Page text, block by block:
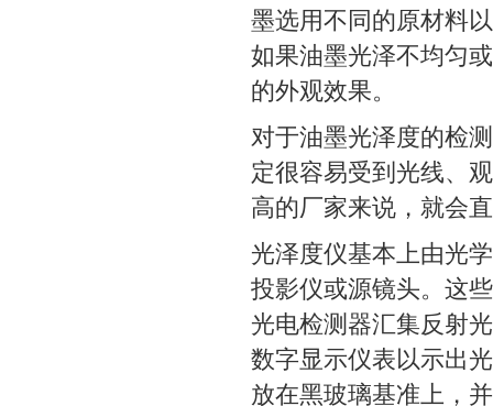
墨选用不同的原材料
如果油墨光泽不均匀
的外观效果。
对于油墨光泽度的检
定很容易受到光线、
高的厂家来说，就会
光泽度仪基本上由光
投影仪或源镜头。这
光电检测器汇集反射
数字显示仪表以示出
放在黑玻璃基准上，